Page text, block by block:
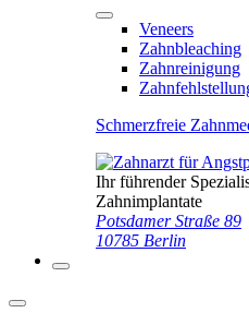
Veneers
Zahnbleaching
Zahnreinigung
Schmerzfreie
Ihr führender
Zahnimplantate
Potsdamer Straße 89
10785 Berlin